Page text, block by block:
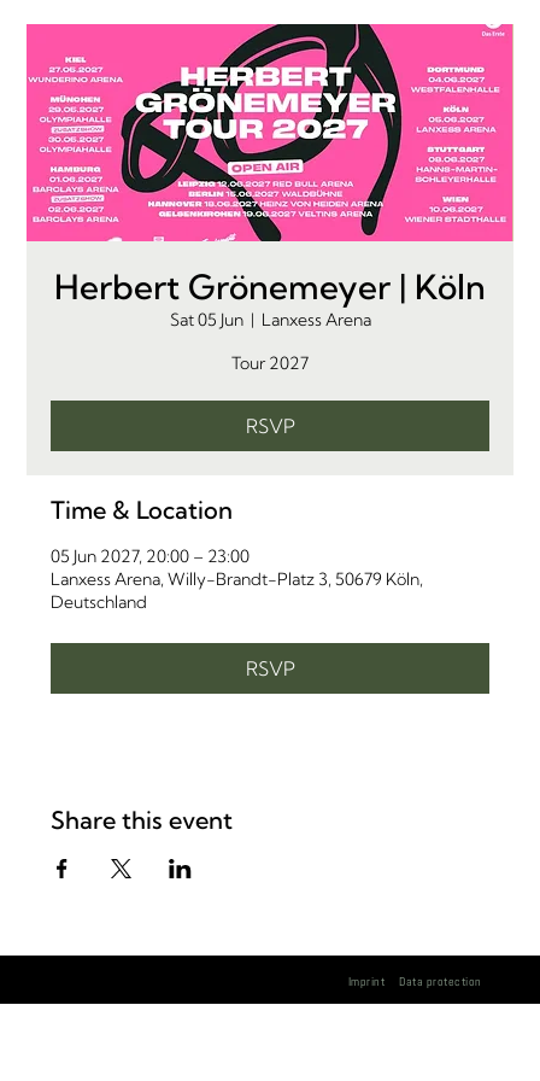
Herbert Grönemeyer | Köln
Sat 05 Jun
  |
Lanxess Arena
Tour 2027
RSVP
Time & Location
05 Jun 2027, 20:00 – 23:00
Lanxess Arena, Willy-Brandt-Platz 3, 50679 Köln,
Deutschland
RSVP
Share this event
Imprint Data protection